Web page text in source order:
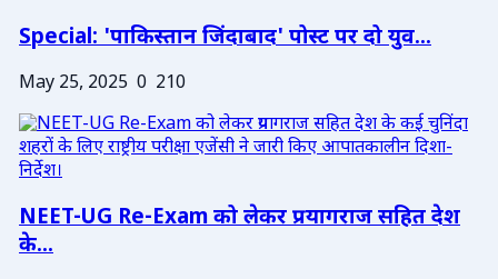
Special: 'पाकिस्तान जिंदाबाद' पोस्ट पर दो युव...
May 25, 2025 0 210
NEET-UG Re-Exam को लेकर प्रयागराज सहित देश
के...